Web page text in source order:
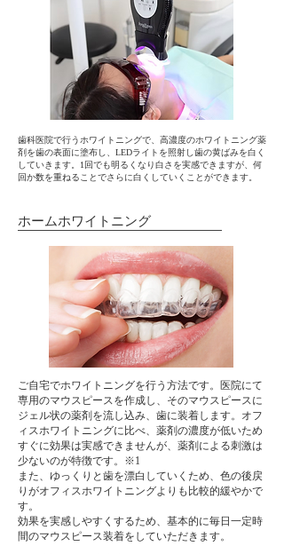
歯科医院で行うホワイトニングで、高濃度のホワイトニング薬
剤を歯の表面に塗布し、LEDライトを照射し歯の黄ばみを白く
していきます。1回でも明るくなり白さを実感できますが、何
回か数を重ねることでさらに白くしていくことができます。
​ホームホワイトニング
ご自宅でホワイトニングを行う方法です。医院にて
専用のマウスピースを作成し、そのマウスピースに
ジェル状の薬剤を流し込み、歯に装着します。オフ
ィスホワイトニングに比べ、薬剤の濃度が低いため
すぐに効果は実感できませんが、薬剤による刺激は
少ないのが特徴です。※1
また、ゆっくりと歯を漂白していくため、色の後戻
りがオフィスホワイトニングよりも比較的緩やかで
す。
効果を実感しやすくするため、基本的に毎日一定時
間のマウスピース装着をしていただきます。